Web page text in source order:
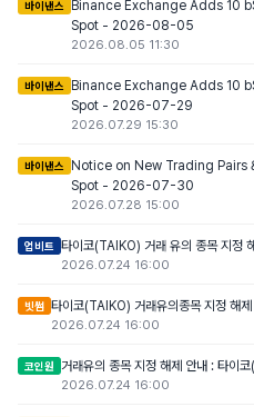
바이낸스
Binance Exchange Adds 10
Spot - 2026-08-05
2026.08.05 11:30
바이낸스
Binance Exchange Adds 10
Spot - 2026-07-29
2026.07.29 15:30
바이낸스
Notice on New Trading Pairs
Spot - 2026-07-30
2026.07.28 15:00
업비트 타이코(TAIKO) 거래 유의 종목 지정
2026.07.24 16:00
빗썸 타이코(TAIKO) 거래유의종목 지정 해제
2026.07.24 16:00
코인원 거래유의 종목 지정 해제 안내 : 타이
2026.07.24 16:00